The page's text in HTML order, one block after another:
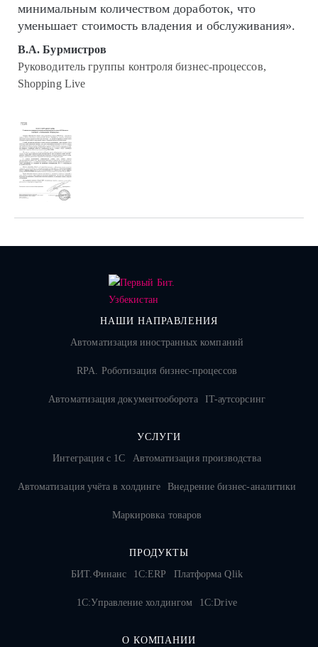
минимальным количеством доработок, что
уменьшает стоимость владения и обслуживания».
В.А. Бурмистров
Руководитель группы контроля бизнес-процессов,
Shopping Live
НАШИ НАПРАВЛЕНИЯ
Автоматизация иностранных компаний
RPA. Роботизация бизнес-процессов
Автоматизация документооборота IT-аутсорсинг
УСЛУГИ
Интеграция с 1С
Автоматизация производства
Автоматизация учёта в холдинге Внедрение бизнес-аналитики
Маркировка товаров
ПРОДУКТЫ
БИТ.Финанс
1С:ERP Платформа Qlik
1С:Управление холдингом 1C:Drive
О КОМПАНИИ